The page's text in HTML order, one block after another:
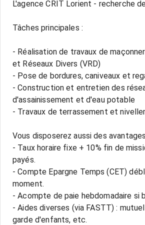
L'agence CRIT Lorient - recherche
Tâches principales :
- Réalisation de travaux de
et Réseaux Divers (VRD)
- Pose de bordures, caniveaux et
- Construction et entretien des
d'assainissement et d'eau potable
- Travaux de terrassement et
Vous disposerez aussi des
- Taux horaire fixe + 10% fin de
payés.
- Compte Epargne Temps (CET)
moment.
- Acompte de paie hebdomadaire si
- Aides diverses (via FASTT) :
garde d'enfants, etc.